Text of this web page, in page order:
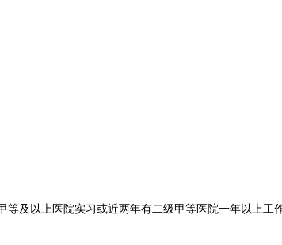
及以上医院实习或近两年有二级甲等医院一年以上工